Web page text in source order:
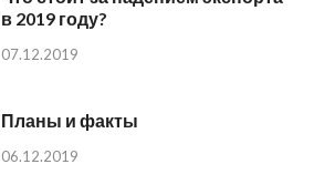
в 2019 году?
07.12.2019
Планы и факты
06.12.2019